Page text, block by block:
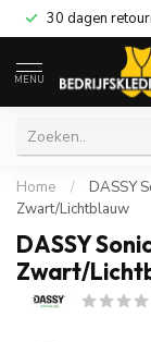
30 dagen
MENU
Home /
DASSY
Zwart/Lichtblauw
DASSY
Zwart/